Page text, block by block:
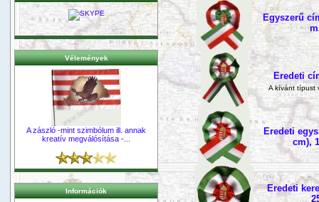
Vélemények
A zászló -mint szimbólum ill. annak
kreatív megválósítása -...
Információk
Egyszerű
Eredeti
A kívánt típust
Eredeti
cm),
Eredeti